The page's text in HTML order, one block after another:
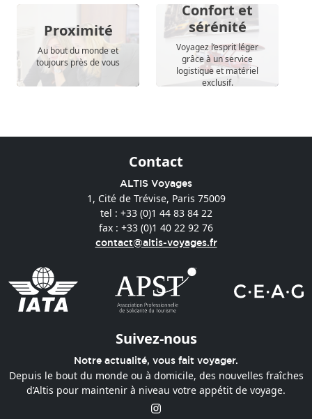
Proximité
Au bout du monde et
toujours près de vous
Confort et
sérénité
Voyagez l’esprit léger
grâce à un service
logistique et matériel
exclusif.
Contact
ALTIS Voyages
1, Cité de Trévise, Paris 75009
tel : +33 (0)1 44 83 84 22
fax : +33 (0)1 40 22 92 76
contact@altis-voyages.fr
Suivez-nous
Notre actualité, vous fait voyager.
Depuis le bout du monde ou à domicile, des nouvelles fraîches
d’Altis pour maintenir à niveau votre appétit de voyage.